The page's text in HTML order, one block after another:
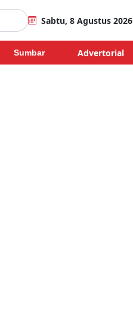
Sabtu, 8 Agustus 2026
Sumbar Advertorial